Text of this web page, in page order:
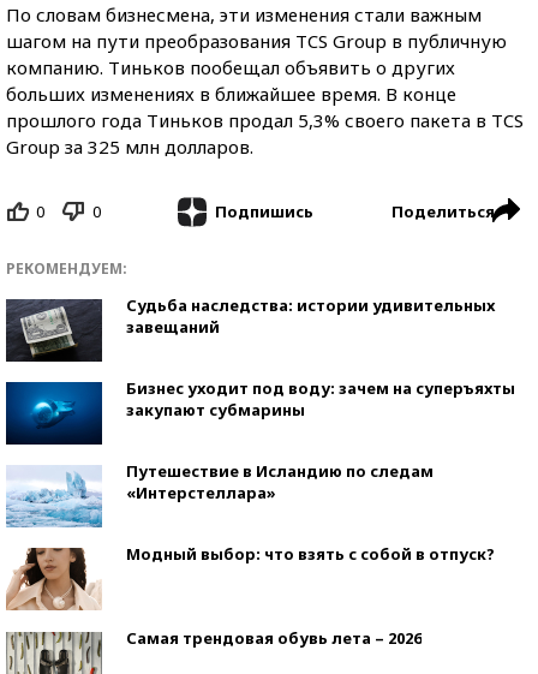
По словам бизнесмена, эти изменения стали важным
шагом на пути преобразования TCS Group в публичную
компанию. Тиньков пообещал объявить о других
больших изменениях в ближайшее время. В конце
прошлого года Тиньков продал 5,3% своего пакета в TCS
Group за 325 млн долларов.
0 0 Подпишись Поделиться
РЕКОМЕНДУЕМ:
Судьба наследства: истории удивительных
завещаний
Бизнес уходит под воду: зачем на суперъяхты
закупают субмарины
Путешествие в Исландию по следам
«Интерстеллара»
Модный выбор: что взять с собой в отпуск?
Самая трендовая обувь лета – 2026